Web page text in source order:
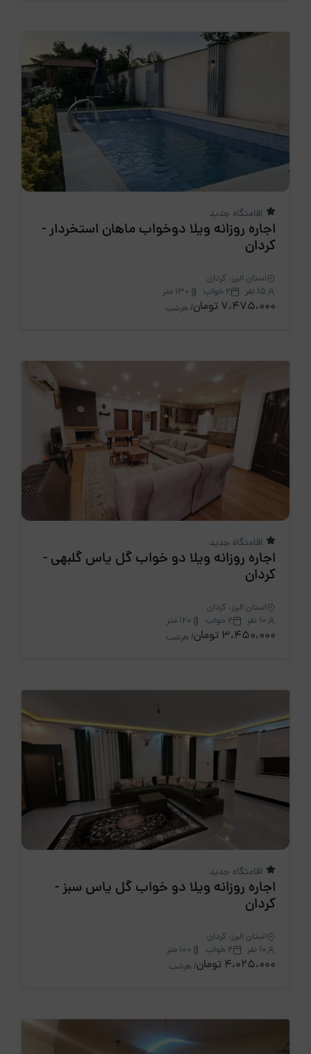
اقامتگاه جدید
اجاره روزانه ویلا دوخواب ماهان استخردار -
کردان
استان البرز، کردان
15 نفر
2 خواب 130 متر
7،475،000 تومان / هرشب
اقامتگاه جدید
اجاره روزانه ویلا دو خواب گل یاس گلبهی -
کردان
استان البرز، کردان
10 نفر
2 خواب 120 متر
3،450،000 تومان / هرشب
اقامتگاه جدید
اجاره روزانه ویلا دو خواب گل یاس سبز -
کردان
استان البرز، کردان
10 نفر
2 خواب 100 متر
4،025،000 تومان / هرشب